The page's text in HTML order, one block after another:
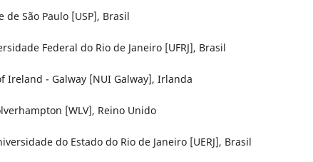
São Paulo [USP], Brasil
Federal do Rio de Janeiro [UFRJ], Brasil
Ireland - Galway [NUI Galway], Irlanda
[WLV], Reino Unido
do Estado do Rio de Janeiro [UERJ], Brasil